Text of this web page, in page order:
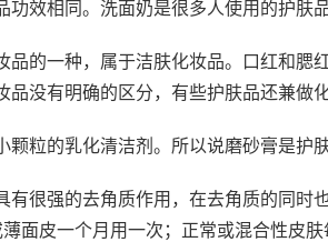
功效相同。洗面奶是很多人使用的护肤
品的一种，属于洁肤化妆品。口红和腮
没有明确的区分，有些护肤品还兼做
粒的乳化清洁剂。所以说磨砂膏是护
有很强的去角质作用，在去角质的同时
面皮一个月用一次；正常或混合性皮肤